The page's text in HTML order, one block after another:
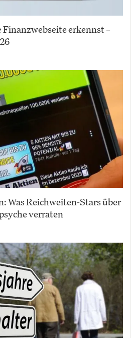
Finanzwebseite erkennst –
Was Reichweiten-Stars über
verraten